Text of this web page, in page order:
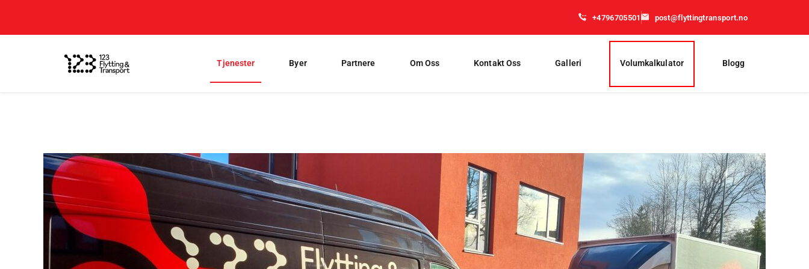
+4796705501 post@flyttingtransport.no
Tjenester Byer Partnere Om Oss Kontakt Oss Galleri Volumkalkulator Blogg